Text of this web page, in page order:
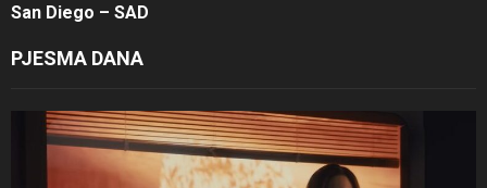
San Diego – SAD
PJESMA DANA